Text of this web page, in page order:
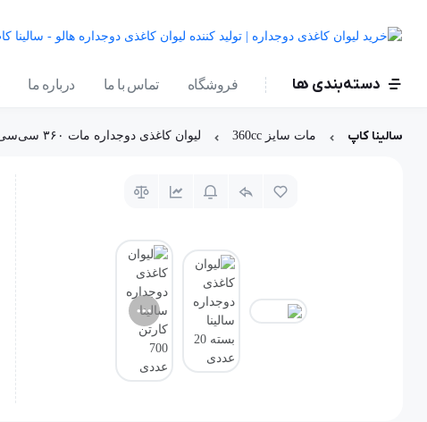
دسته‌بندی ها فروشگاه تماس با ما درباره ما
سالینا کاپ مات سایز 360cc لیوان کاغذی دوجداره مات ۳۶۰ سی‌سی - طرح ۷۰25